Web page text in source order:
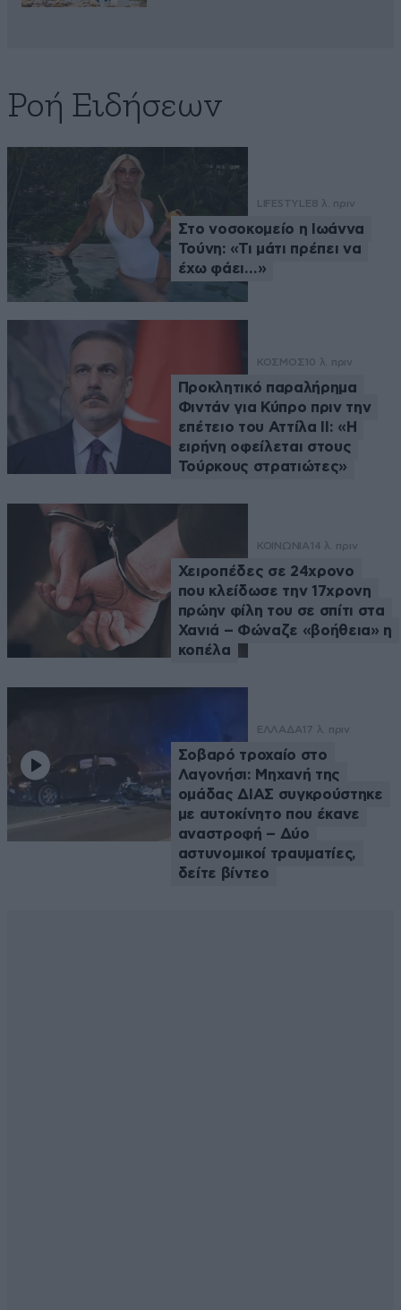
Ροή Ειδήσεων
LIFESTYLE8 λ. πριν
Στο νοσοκομείο η Ιωάννα
Τούνη: «Τι μάτι πρέπει να
έχω φάει…»
ΚΟΣΜΟΣ 10 λ. πριν
Προκλητικό παραλήρημα
Φιντάν για Κύπρο πριν την
επέτειο του Αττίλα ΙΙ: «Η
ειρήνη οφείλεται στους
Τούρκους στρατιώτες»
ΚΟΙΝΩΝΙΑ 14 λ. πριν
Χειροπέδες σε 24χρονο
που κλείδωσε την 17χρονη
πρώην φίλη του σε σπίτι στα
Χανιά – Φώναζε «βοήθεια» η
κοπέλα
ΕΛΛΑΔΑ 17 λ. πριν
Σοβαρό τροχαίο στο
Λαγονήσι: Μηχανή της
ομάδας ΔΙΑΣ συγκρούστηκε
με αυτοκίνητο που έκανε
αναστροφή – Δύο
αστυνομικοί τραυματίες,
δείτε βίντεο